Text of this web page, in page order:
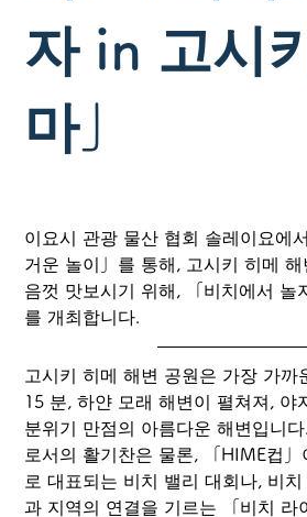
자 in 고시
마」
이요시 관광 물산 협회 솔레이요에
거운 놀이」를 통해, 고시키 히메
음껏 맛보시기 위해, 「비치에서 놀
를 개최합니다.
고시키 히메 해변 공원은 가장 가까
15 분, 하얀 모래 해변이 펼쳐져, 야
분위기 만점의 아름다운 해변입니
로서의 활기찬은 물론, 「HIME컵」
로 대표되는 비치 밸리 대회나, 비
과 지역의 연결을 기르는 「비치 라